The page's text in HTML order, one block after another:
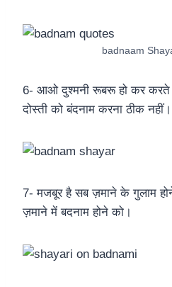
badnaam
6- आओ दुश्मनी रूबरू हो कर करते
दोस्ती को बंदनाम करना ठीक नहीं।
7- मजबूर है सब ज़माने के गुलाम
ज़माने में बदनाम होने को।